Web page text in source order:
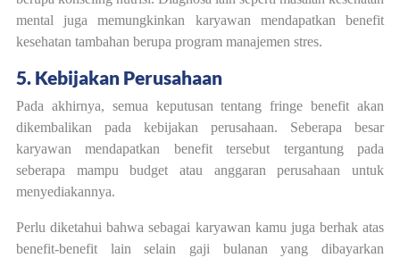
mental juga memungkinkan karyawan mendapatkan benefit
kesehatan tambahan berupa program manajemen stres.
5. Kebijakan Perusahaan
Pada akhirnya, semua keputusan tentang fringe benefit akan
dikembalikan pada kebijakan perusahaan. Seberapa besar
karyawan mendapatkan benefit tersebut tergantung pada
seberapa mampu budget atau anggaran perusahaan untuk
menyediakannya.
Perlu diketahui bahwa sebagai karyawan kamu juga berhak atas
benefit-benefit lain selain gaji bulanan yang dibayarkan